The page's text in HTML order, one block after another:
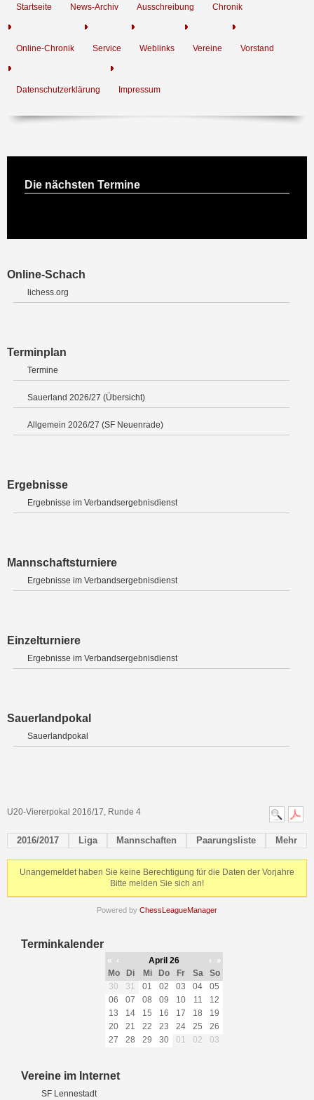
Startseite News-Archiv Ausschreibung Chronik
Online-Chronik Service Weblinks Vereine Vorstand
Datenschutzerklärung Impressum
Die nächsten Termine
Online-Schach
lichess.org
Terminplan
Termine
Sauerland 2026/27 (Übersicht)
Allgemein 2026/27 (SF Neuenrade)
Ergebnisse
Ergebnisse im Verbandsergebnisdienst
Mannschaftsturniere
Ergebnisse im Verbandsergebnisdienst
Einzelturniere
Ergebnisse im Verbandsergebnisdienst
Sauerlandpokal
Sauerlandpokal
U20-Viererpokal 2016/17, Runde 4
2016/2017 Liga Mannschaften Paarungsliste Mehr
Unangemeldet haben Sie keine Berechtigung für die Daten der Vorjahre
Bitte melden Sie sich an!
Powered by ChessLeagueManager
Terminkalender
« ‹ April 26 ›
»
Mo
Di Mi Do Fr Sa
So
30
31 01 02 03 04
05
06
07 08 09 10 11
12
13
14 15 16 17 18
19
20
21 22 23 24 25
26
27
28 29 30 01 02 03
Vereine im Internet
SF Lennestadt